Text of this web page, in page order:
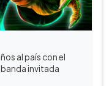
al país con el
banda invitada